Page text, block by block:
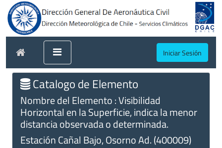
Iniciar Sesión
Catalogo de Elemento
Nombre del Elemento : Visibilidad
Horizontal en la Superficie, indica la menor
distancia observada o determinada.
Estación Cañal Bajo, Osorno Ad. (400009)